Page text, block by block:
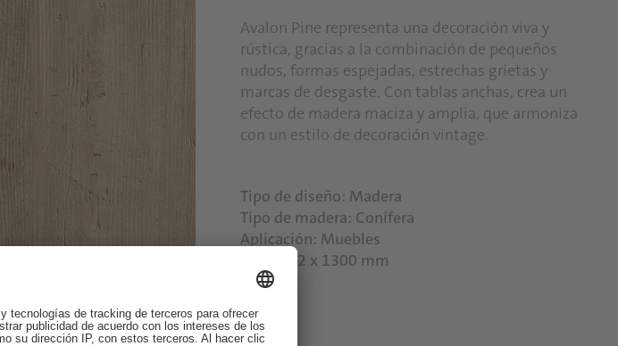
Avalon Pine representa una decoración viva y
rústica, gracias a la combinación de pequeños
nudos, formas espejadas, estrechas grietas y
marcas de desgaste. Con tablas anchas, crea un
efecto de madera maciza y amplia, que armoniza
con un estilo de decoración vintage.
Tipo de diseño: Madera
Tipo de madera: Conífera
Aplicación: Muebles
Talla: 642 x 1300 mm